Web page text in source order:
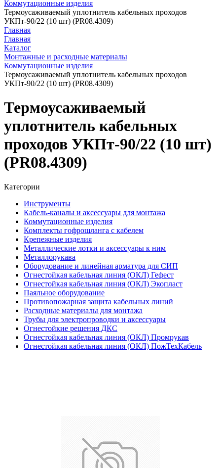
Коммутационные изделия
Термоусаживаемый уплотнитель кабельных проходов
УКПт-90/22 (10 шт) (PR08.4309)
Главная
Главная
Каталог
Монтажные и расходные материалы
Коммутационные изделия
Термоусаживаемый уплотнитель кабельных проходов
УКПт-90/22 (10 шт) (PR08.4309)
Термоусаживаемый
уплотнитель кабельных
проходов УКПт-90/22 (10 шт)
(PR08.4309)
Категории
Инструменты
Кабель-каналы и аксессуары для монтажа
Коммутационные изделия
Комплекты гофрошланга с кабелем
Крепежные изделия
Металлические лотки и аксессуары к ним
Металлорукава
Оборудование и линейная арматура для СИП
Огнестойкая кабельная линия (ОКЛ) Гефест
Огнестойкая кабельная линия (ОКЛ) Экопласт
Паяльное оборудование
Противопожарная защита кабельных линий
Расходные материалы для монтажа
Трубы для электропроводки и аксессуары
Огнестойкие решения ДКС
Огнестойкая кабельная линия (ОКЛ) Промрукав
Огнестойкая кабельная линия (ОКЛ) ПожТехКабель